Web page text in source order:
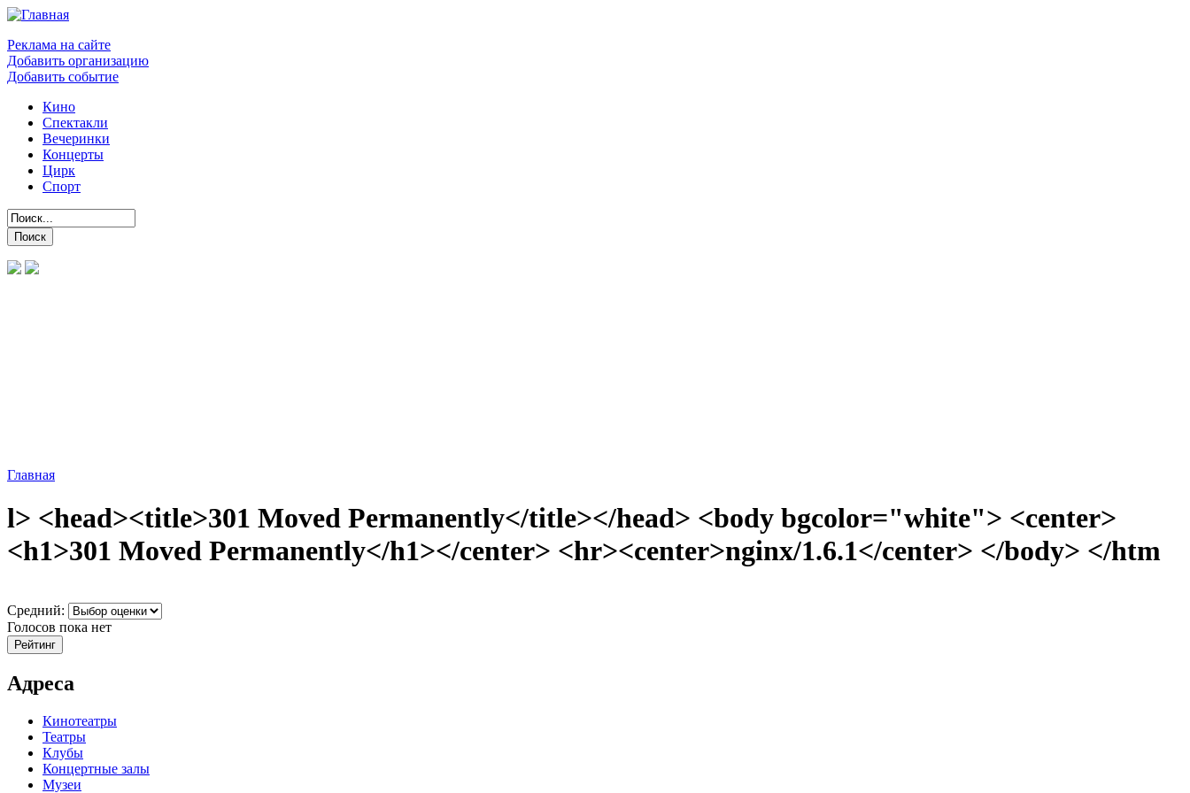
Реклама на сайте
Добавить организацию
Добавить событие
Кино
Спектакли
Вечеринки
Концерты
Цирк
Спорт
Главная
l> <head><title>301 Moved Permanently</title></head> <body bgcolor="white"> <center>
<h1>301 Moved Permanently</h1></center> <hr><center>nginx/1.6.1</center> </body> </htm
Средний:
Голосов пока нет
Адреса
Кинотеатры
Театры
Клубы
Концертные залы
Музеи